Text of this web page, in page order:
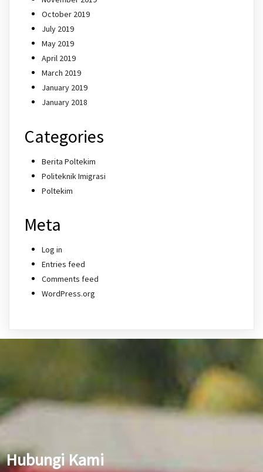
October 2019
July 2019
May 2019
April 2019
March 2019
January 2019
January 2018
Categories
Berita Poltekim
Politeknik Imigrasi
Poltekim
Meta
Log in
Entries feed
Comments feed
WordPress.org
Hubungi Kami